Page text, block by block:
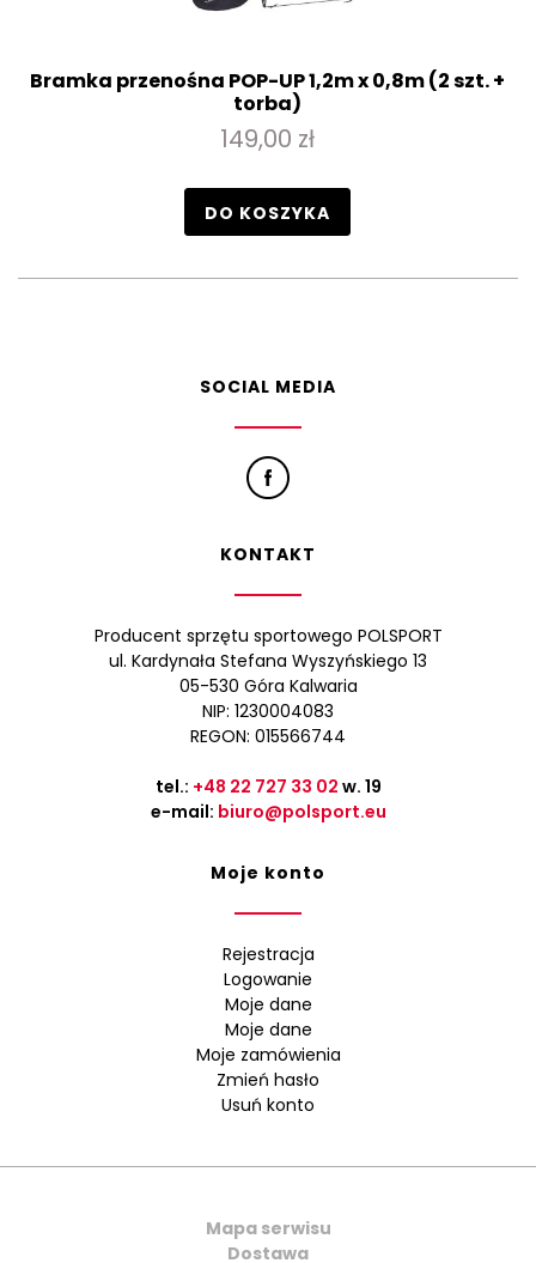
Bramka przenośna POP-UP 1,2m x 0,8m (2 szt. +
torba)
149,00 zł
DO KOSZYKA
SOCIAL MEDIA
KONTAKT
Producent sprzętu sportowego POLSPORT
ul. Kardynała Stefana Wyszyńskiego 13
05-530 Góra Kalwaria
NIP: 1230004083
REGON: 015566744
tel.: +48 22 727 33 02 w. 19
e-mail: biuro@polsport.eu
Moje konto
Rejestracja
Logowanie
Moje dane
Moje dane
Moje zamówienia
Zmień hasło
Usuń konto
Mapa serwisu
Dostawa